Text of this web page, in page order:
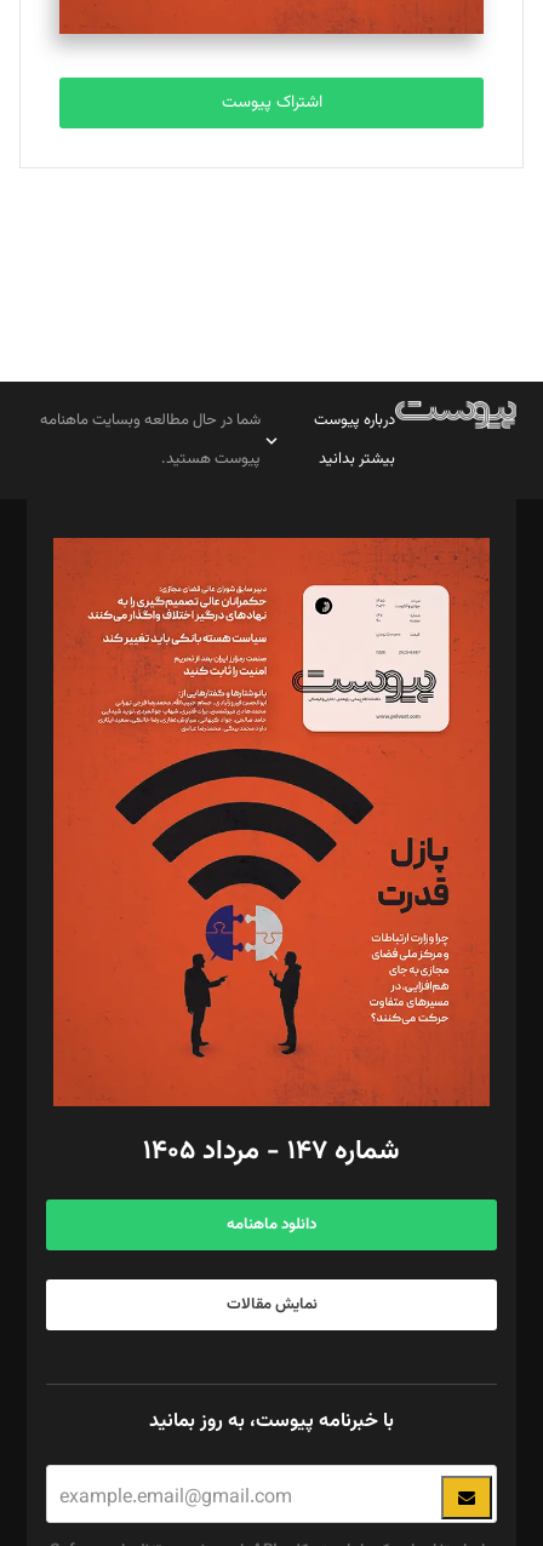
مصطفی مسجدی آرانی
تحریریه
بابک نقاش
تحریریه
اشتراک پیوست
درباره پیوست
بیشتر بدانید
شما در حال مطالعه وبسایت ماهنامه
پیوست هستید.
مدیر مسئول: محمدباقر اثنی‌عشری
سردبیر: مهرک محمودی
دبیر تحریریه: میثم قاسمی
د‌بیر ناداستان: سمانه سمیع
د‌بیر خدمت و تجارت: ابوالفضل رجبی
د‌بیر حقوق فناوری: حسام‌الدین ایپکچی
د‌بیر پیوست جهان: مینا پاکدل
د‌بیر تحریریه آنلاین: بابک نقاش
تحریریه‌: مجتبی محمود‌ی، آرش برهمند، یسنا امان‌پور، سروش کرمیان،
مصطفی مسجدی آرانی، ابوالفضل رجبی، زهرا فکرانه، فائزه فتحی
رستمی،مصطفی باستان
ویرایش: نگار استاد‌‌آقا
طراح یونیفرم: مجید توکلی
فیلمبرداری و عکاسی: امیر شفیعی، مانی لطفی زاده
گرافیک و صفحه‌آرایی: سید‌سبحان‌علی ثابت
مد‌یر توسعه تجاری: کامبیز برید‌
امور مالی: شاپور رهبری، محمد‌ کاظمی‌نیا
آگهی و مشترکین: ۰۹۱۹۹۹۹۰۴۵۴
شماره ۱۴۷ - مرداد ۱۴۰۵
دانلود ماهنامه
نمایش مقالات
با خبرنامه پیوست، به روز بمانید